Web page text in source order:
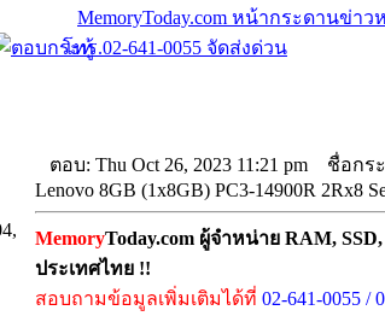
MemoryToday.com หน้ากระดานข่าว
โทร.02-641-0055 จัดส่งด่วน
ตอบ: Thu Oct 26, 2023 11:21 pm
ชื่อกระ
Lenovo 8GB (1x8GB) PC3-14900R 2Rx8
MemoryToday.com ผู้จำหน่าย RAM,
ประเทศไทย !!
สอบถามข้อมูลเพิ่มเติมได้ที่ 02-641-0055 /